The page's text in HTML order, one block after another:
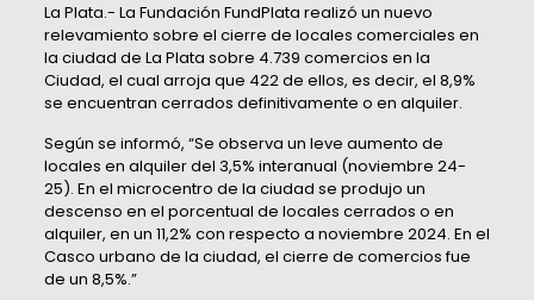
La Plata.- La Fundación FundPlata realizó un nuevo
relevamiento sobre el cierre de locales comerciales en
la ciudad de La Plata sobre 4.739 comercios en la
Ciudad, el cual arroja que 422 de ellos, es decir, el 8,9%
se encuentran cerrados definitivamente o en alquiler.
Según se informó, “Se observa un leve aumento de
locales en alquiler del 3,5% interanual (noviembre 24-
25). En el microcentro de la ciudad se produjo un
descenso en el porcentual de locales cerrados o en
alquiler, en un 11,2% con respecto a noviembre 2024. En el
Casco urbano de la ciudad, el cierre de comercios fue
de un 8,5%.”